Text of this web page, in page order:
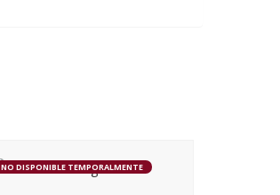
NO DISPONIBLE TEMPORALMENTE